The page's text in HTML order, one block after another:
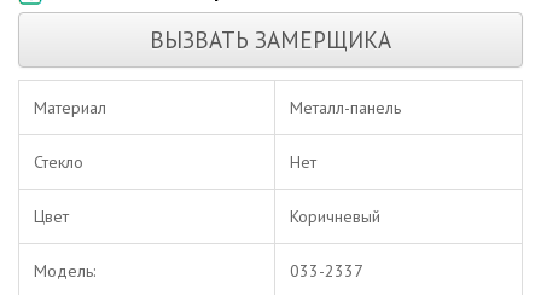
ВЫЗВАТЬ ЗАМЕРЩИКА
Материал Металл-панель
Стекло Нет
Цвет Коричневый
Модель: 033-2337